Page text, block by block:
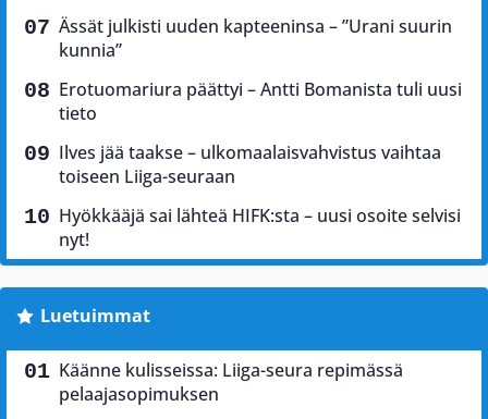
Ässät julkisti uuden kapteeninsa – ”Urani suurin
kunnia”
Erotuomariura päättyi – Antti Bomanista tuli uusi
tieto
Ilves jää taakse – ulkomaalaisvahvistus vaihtaa
toiseen Liiga-seuraan
Hyökkääjä sai lähteä HIFK:sta – uusi osoite selvisi
nyt!
Luetuimmat
Käänne kulisseissa: Liiga-seura repimässä
pelaajasopimuksen